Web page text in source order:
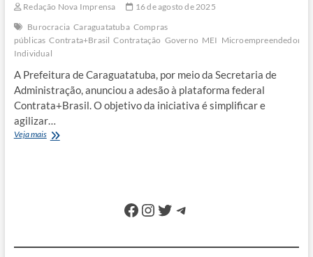
Redação Nova Imprensa
16 de agosto de 2025
Burocracia Caraguatatuba Compras
públicas Contrata+Brasil Contratação Governo MEI Microempreendedor
Individual
A Prefeitura de Caraguatatuba, por meio da Secretaria de
Administração, anunciou a adesão à plataforma federal
Contrata+Brasil. O objetivo da iniciativa é simplificar e
agilizar…
Veja maisCaraguatatuba
Facebook
Instagram
Twitter
Telegram